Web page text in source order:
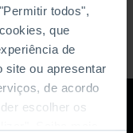
todos",
que
de
site ou apresentar
de acordo
escolher os